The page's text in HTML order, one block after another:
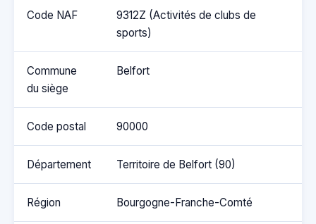
Code NAF
9312Z (Activités de clubs de
sports)
Commune
du siège
Belfort
Code postal 90000
Département Territoire de Belfort (90)
Région Bourgogne-Franche-Comté